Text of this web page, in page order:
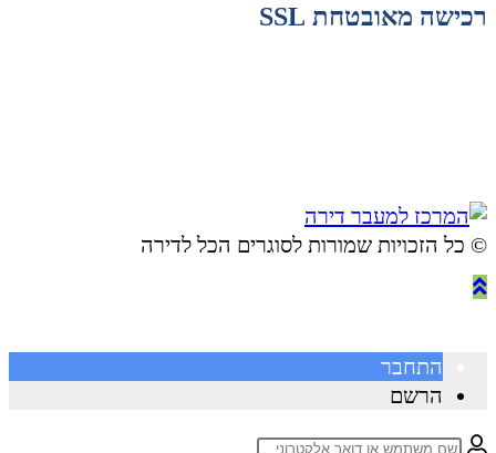
רכישה מאובטחת SSL
© ​כל הזכויות שמורות לסוגרים הכל לדירה
התחבר
הרשם